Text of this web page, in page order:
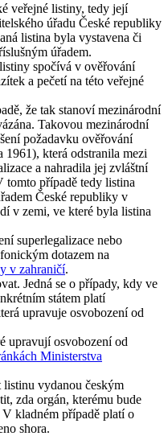
veřejné listiny, tedy její
úřadu České republiky
listina byla vystavena či
úřadem.
spočívá v ověřování
a pečetí na této veřejné
že tak stanoví mezinárodní
Takovou mezinárodní
požadavku ověřování
která odstranila mezi
a nahradila jej zvláštní
tomto případě tedy listina
České republiky v
v zemi, ve které byla listina
superlegalizace nebo
dotazem na
v zahraničí.
Jedná se o případy, kdy ve
státem platí
upravuje osvobození od
upravují osvobození od
Ministerstva
listinu vydanou českým
zda orgán, kterému bude
kladném případě platí o
shora.